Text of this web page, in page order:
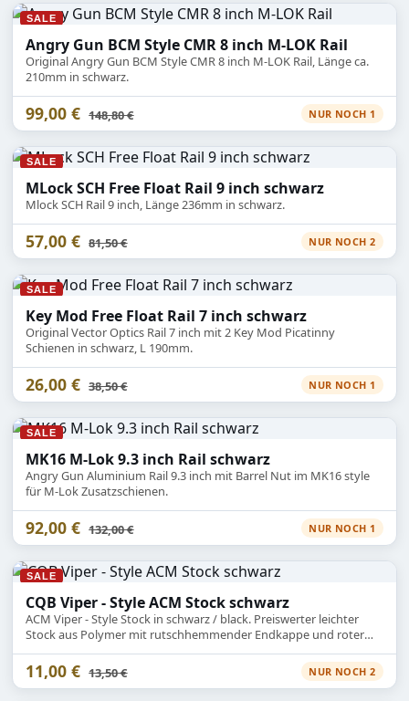
SALE
Angry Gun BCM Style CMR 8 inch M-LOK Rail
Original Angry Gun BCM Style CMR 8 inch M-LOK Rail, Länge ca.
210mm in schwarz.
99,00 € Statt
148,80 € NUR NOCH 1
SALE
MLock SCH Free Float Rail 9 inch schwarz
Mlock SCH Rail 9 inch, Länge 236mm in schwarz.
57,00 € Statt
81,50 € NUR NOCH 2
SALE
Key Mod Free Float Rail 7 inch schwarz
Original Vector Optics Rail 7 inch mit 2 Key Mod Picatinny
Schienen in schwarz, L 190mm.
26,00 € Statt
38,50 € NUR NOCH 1
SALE
MK16 M-Lok 9.3 inch Rail schwarz
Angry Gun Aluminium Rail 9.3 inch mit Barrel Nut im MK16 style
für M-Lok Zusatzschienen.
92,00 € Statt
132,00 € NUR NOCH 1
SALE
CQB Viper - Style ACM Stock schwarz
ACM Viper - Style Stock in schwarz / black. Preiswerter leichter
Stock aus Polymer mit rutschhemmender Endkappe und roter
QD Öffnung.
11,00 € Statt
13,50 € NUR NOCH 2